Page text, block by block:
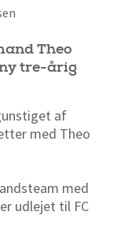
Theo
ny tre-årig
af
med Theo
med
udlejet til FC